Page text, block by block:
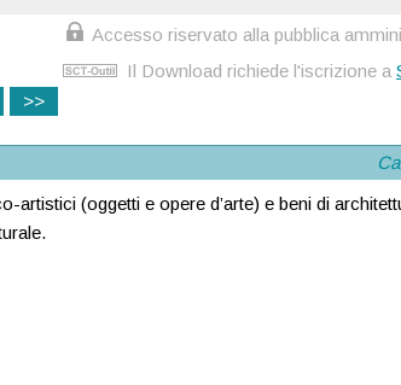
Accesso riservato alla pubblica
Il Download richiede l'iscrizione a
>>
artistici (oggetti e opere d’arte) e beni di